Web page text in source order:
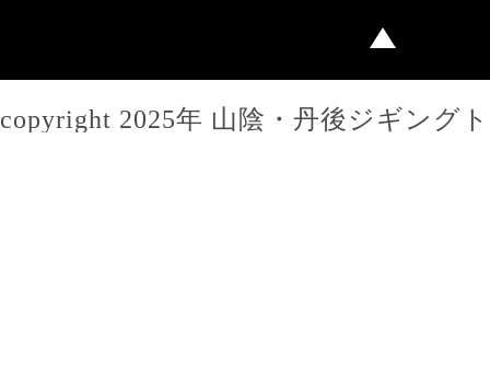
copyright 2025年 山陰・丹後ジギング